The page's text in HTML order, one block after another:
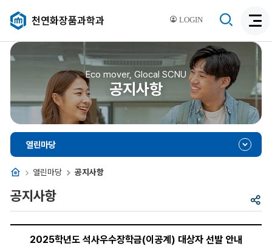
LOGIN
천연화장품과학과
색
활
성
색
Eco mover, Glocal SCNU
공지사항
홈 열린마당 공지사항
열린마당
공
공지사항
2025학년도 석사우수장학금(이공계) 대상자 선발 안내